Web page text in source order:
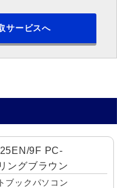
サービスへ
9F PC-
ングブラウン
ブックパソコン